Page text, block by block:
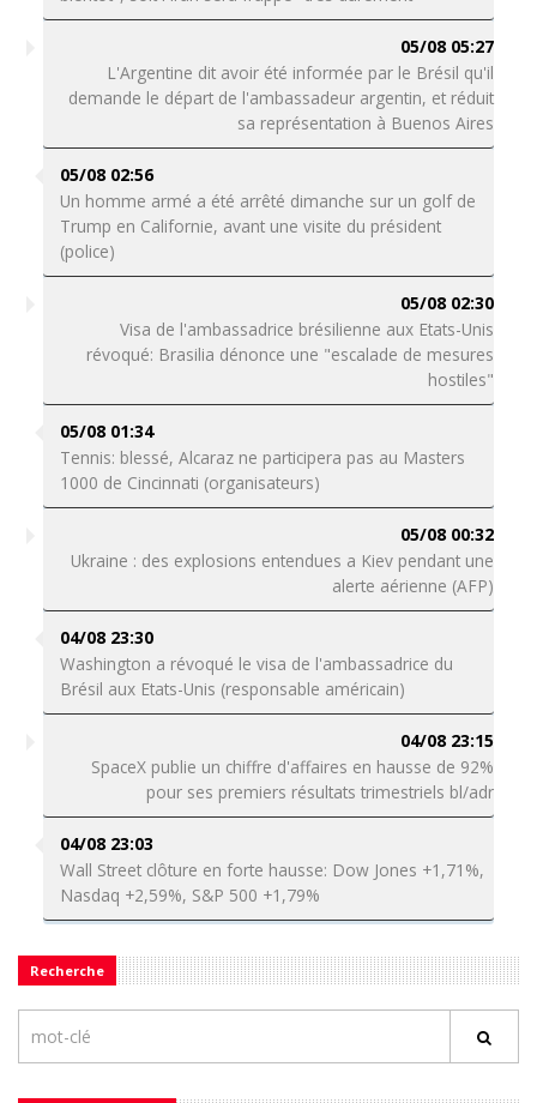
05/08 05:27
L'Argentine dit avoir été informée par le Brésil qu'il
demande le départ de l'ambassadeur argentin, et réduit
sa représentation à Buenos Aires
05/08 02:56
Un homme armé a été arrêté dimanche sur un golf de
Trump en Californie, avant une visite du président
(police)
05/08 02:30
Visa de l'ambassadrice brésilienne aux Etats-Unis
révoqué: Brasilia dénonce une "escalade de mesures
hostiles"
05/08 01:34
Tennis: blessé, Alcaraz ne participera pas au Masters
1000 de Cincinnati (organisateurs)
05/08 00:32
Ukraine : des explosions entendues a Kiev pendant une
alerte aérienne (AFP)
04/08 23:30
Washington a révoqué le visa de l'ambassadrice du
Brésil aux Etats-Unis (responsable américain)
04/08 23:15
SpaceX publie un chiffre d'affaires en hausse de 92%
pour ses premiers résultats trimestriels bl/adr
04/08 23:03
Wall Street clôture en forte hausse: Dow Jones +1,71%,
Nasdaq +2,59%, S&P 500 +1,79%
Recherche